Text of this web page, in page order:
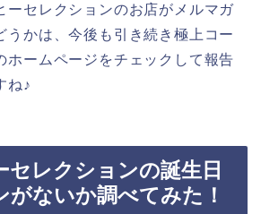
ーセレクションのお店がメルマガ
うかは、今後も引き続き極上コー
ホームページをチェックして報告
ね♪
セレクションの誕生日
がないか調べてみた！